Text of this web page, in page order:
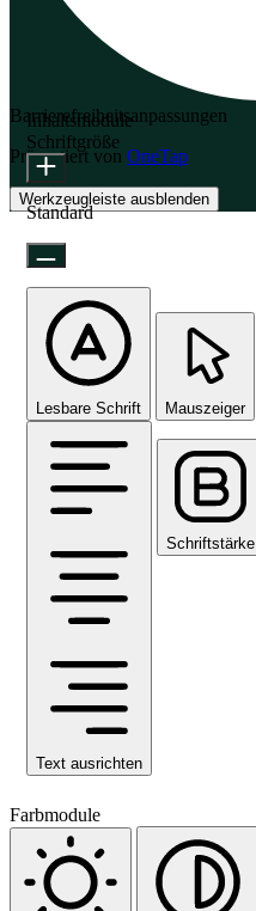
Barrierefreiheitsanpassungen
Präsentiert von OneTap
Werkzeugleiste ausblenden
Inhaltsmodule
Schriftgröße
Standard
Lesbare Schrift Mauszeiger
Text ausrichten
Schriftstärke
Farbmodule